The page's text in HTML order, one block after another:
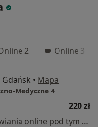
2 Online 3
• Mapa
Medyczne 4
220 zł
Specjalista nie oferuje umawiania online pod tym adresem.